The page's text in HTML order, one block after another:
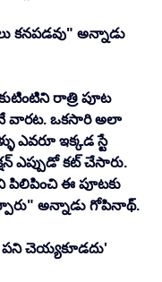
కనపడవు" అన్నాడు
రాత్రి పూట
వారట. ఒకసారి అలా
ఎవరూ ఇక్కడ స్టే
ఎప్పుడో కట్ చేసారు.
ఈ పూటకు
అన్నాడు గోపినాథ్.
చెయ్యకూడదు'